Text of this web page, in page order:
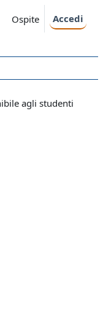
Ospite Accedi
agli studenti